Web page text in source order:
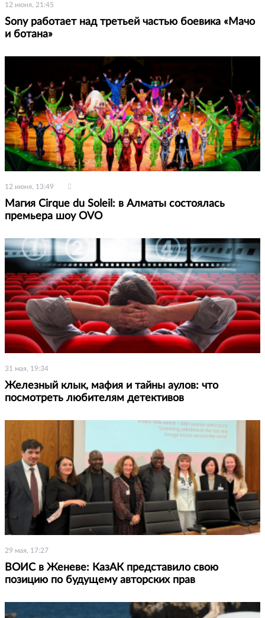
12 июня, 21:45
Sony работает над третьей частью боевика «Мачо
и ботана»
12 июня, 13:49
Магия Cirque du Soleil: в Алматы состоялась
премьера шоу OVO
31 мая, 19:34
Железный клык, мафия и тайны аулов: что
посмотреть любителям детективов
29 мая, 17:27
ВОИС в Женеве: КазАК представило свою
позицию по будущему авторских прав